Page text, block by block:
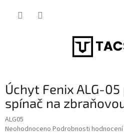
Úchyt Fenix ALG-
spínač na
ALG05
Průměrné
Neohodnoceno Podrobnosti hodnocení